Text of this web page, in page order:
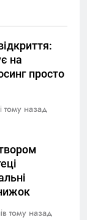
на
просто
тому назад
тому назад